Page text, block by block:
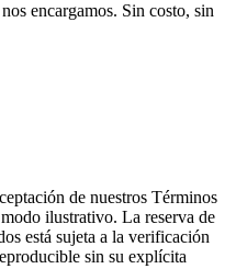
encargamos. Sin costo, sin
de nuestros Términos
ilustrativo. La reserva de
está sujeta a la verificación
sin su explícita